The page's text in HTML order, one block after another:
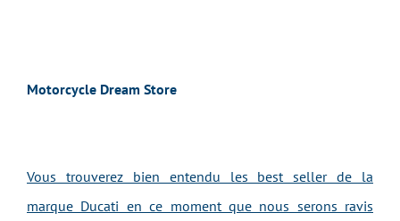
Motorcycle Dream Store
Vous trouverez bien entendu les best seller de la
marque Ducati en ce moment que nous serons ravis